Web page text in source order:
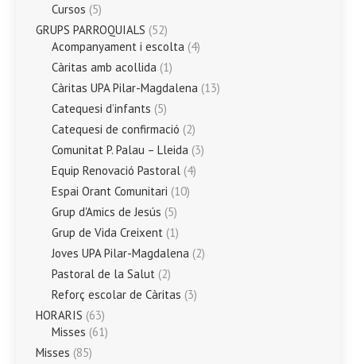
Cursos (5)
GRUPS PARROQUIALS (52)
Acompanyament i escolta (4)
Càritas amb acollida (1)
Càritas UPA Pilar-Magdalena (13)
Catequesi d’infants (5)
Catequesi de confirmació (2)
Comunitat P. Palau – Lleida (3)
Equip Renovació Pastoral (4)
Espai Orant Comunitari (10)
Grup d'Amics de Jesús (5)
Grup de Vida Creixent (1)
Joves UPA Pilar-Magdalena (2)
Pastoral de la Salut (2)
Reforç escolar de Càritas (3)
HORARIS (63)
Misses (61)
Misses (85)